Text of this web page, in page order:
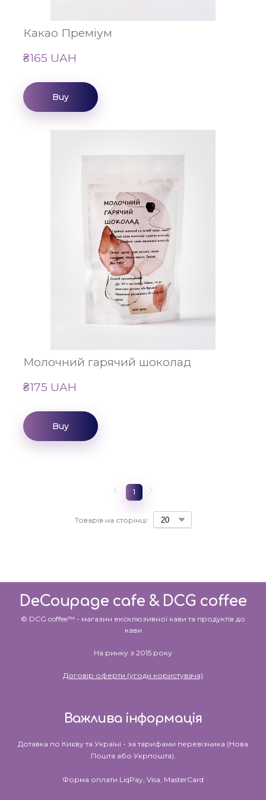
Какао Преміум
₴165 UAH
Buy
Молочний гарячий шоколад
₴175 UAH
Buy
Товарів на сторінці:
1
DeCoupage cafe & DCG coffee
© DCG coffee™ - магазин ексклюзивної кави та продуктів до
кави
На ринку з 2015 року
Договір оферти (угоди користувача)
Важлива інформація
Дотавка по Києву та Україні - за тарифами перевізника (Нова
Пошта або Укрпошта).
Форма оплати LiqPay, Visa, MasterCard